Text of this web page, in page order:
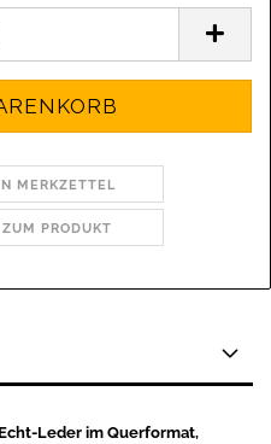
MERKZETTEL
ZUM PRODUKT
Leder im Querformat,